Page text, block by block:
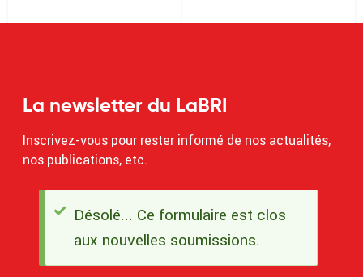
La newsletter du LaBRI
Inscrivez-vous pour rester informé de nos actualités,
nos publications, etc.
Message
d'état
Désolé... Ce formulaire est clos
aux nouvelles soumissions.